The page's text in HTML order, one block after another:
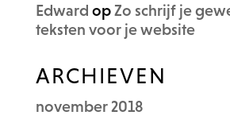
Edward opZo schrijf je
teksten voor je website
ARCHIEVEN
november 2018